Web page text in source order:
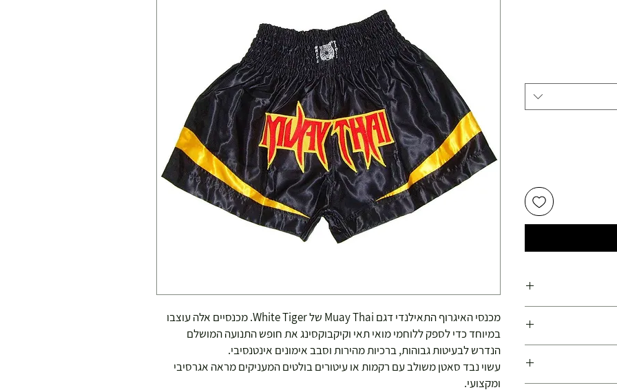
מכנסי האיגרוף התאילנדי דגם Muay Thai של White Tiger. מכנסיים אלה עוצבו
במיוחד כדי לספק ללוחמי מואי תאי וקיקבוקסינג את חופש התנועה המושלם
הנדרש לבעיטות גבוהות, ברכיות מהירות וסבב אימונים אינטנסיבי.
עשוי נבד סאטן משולב עם רקמות או עיטורים בולטים המעניקים מראה אגרסיבי
ומקצועי.